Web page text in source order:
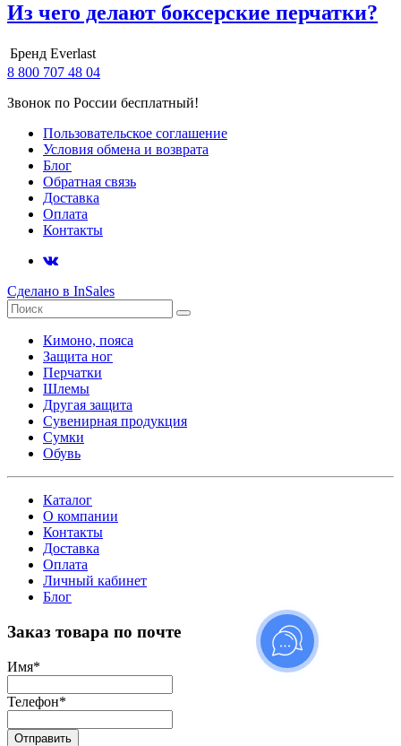
Из чего делают боксерские перчатки?
Бренд Everlast
8 800 707 48 04
Звонок по России бесплатный!
Пользовательское соглашение
Условия обмена и возврата
Блог
Обратная связь
Доставка
Оплата
Контакты
Сделано в InSales
Кимоно, пояса
Защита ног
Перчатки
Шлемы
Другая защита
Сувенирная продукция
Сумки
Обувь
Каталог
О компании
Контакты
Доставка
Оплата
Личный кабинет
Блог
Заказ товара по почте
Имя*
Телефон*
Отправить